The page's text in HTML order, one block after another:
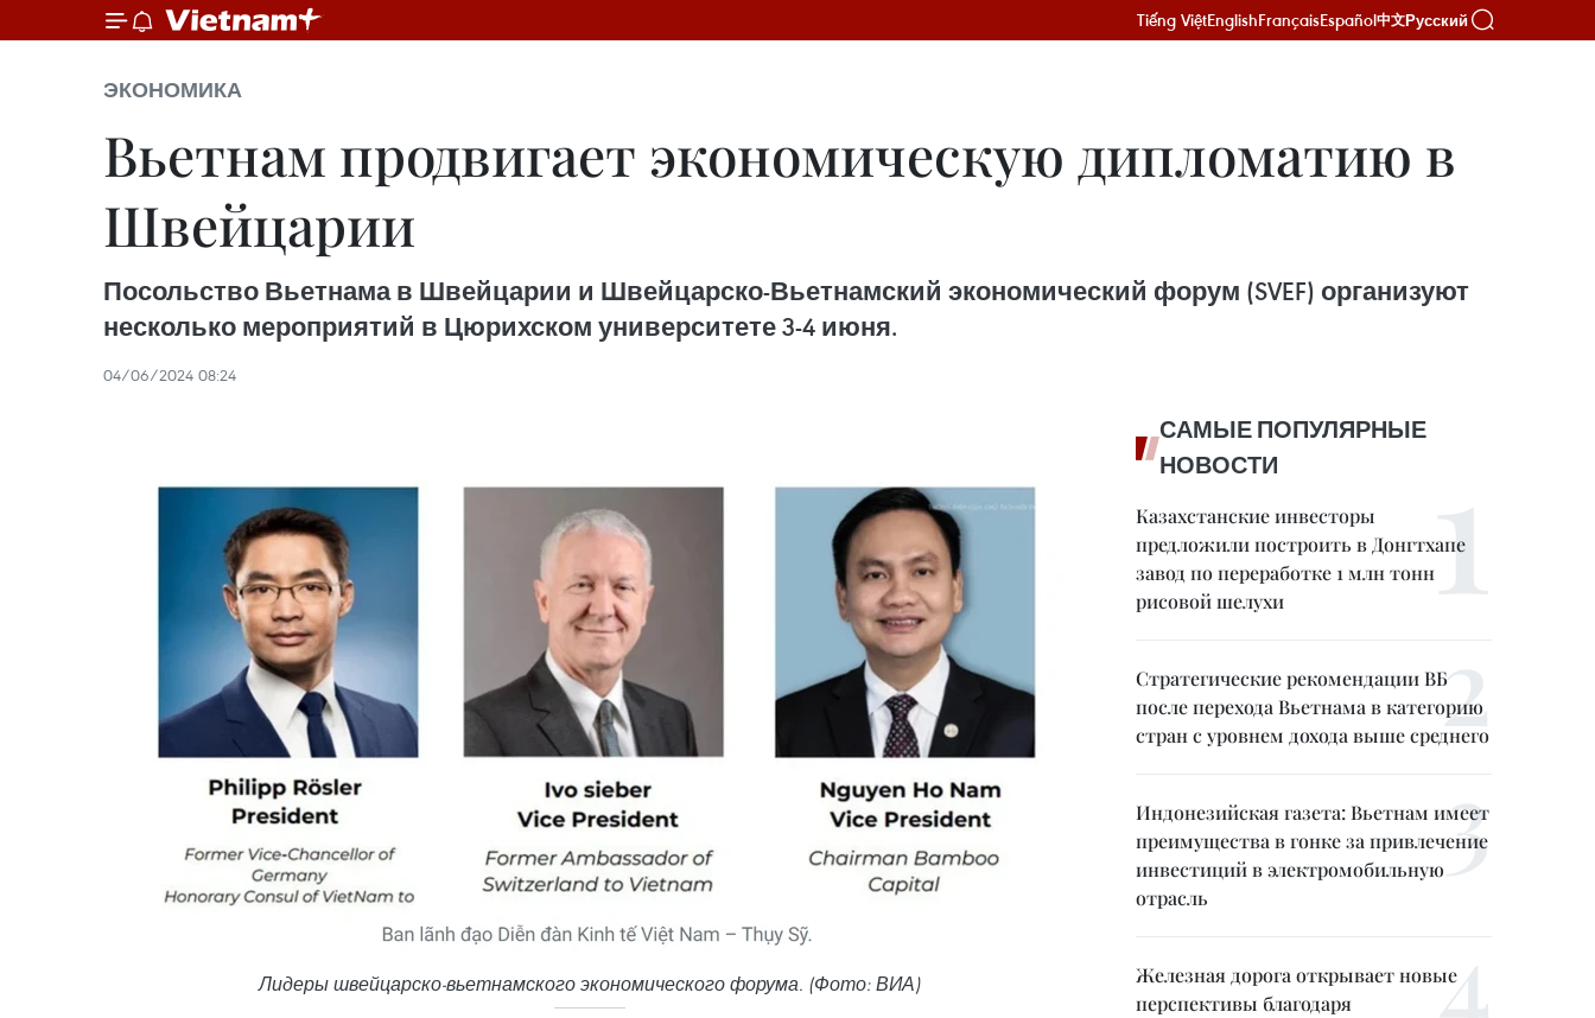
Tiếng ViệtEnglishFrançaisEspañol中文Русский
ЭКОНОМИКА
Вьетнам продвигает экономическую дипломатию в
Швейцарии
Посольство Вьетнама в Швейцарии и Швейцарско-Вьетнамский экономический форум (SVEF) организуют
несколько мероприятий в Цюрихском университете 3-4 июня.
04/06/2024 08:24
Лидеры швейцарско-вьетнамского экономического форума. (Фото: ВИА)
САМЫЕ ПОПУЛЯРНЫЕ
НОВОСТИ
Казахстанские инвесторы
предложили построить в Донгтхапе
завод по переработке 1 млн тонн
рисовой шелухи
Стратегические рекомендации ВБ
после перехода Вьетнама в категорию
стран с уровнем дохода выше среднего
Индонезийская газета: Вьетнам имеет
преимущества в гонке за привлечение
инвестиций в электромобильную
отрасль
Железная дорога открывает новые
перспективы благодаря